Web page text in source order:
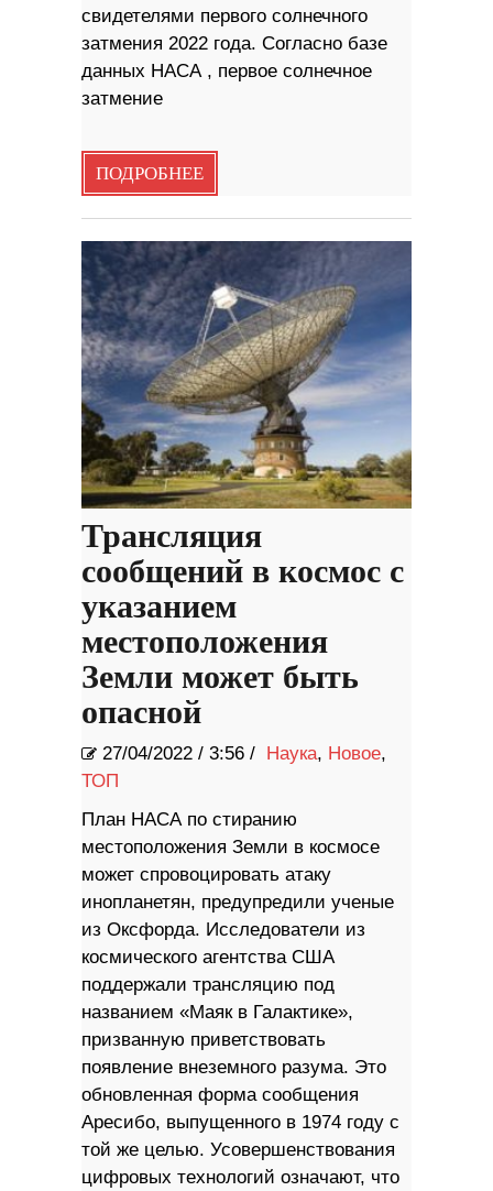
свидетелями первого солнечного
затмения 2022 года. Согласно базе
данных НАСА , первое солнечное
затмение
ПОДРОБНЕЕ
Трансляция
сообщений в космос с
указанием
местоположения
Земли может быть
опасной
27/04/2022 / 3:56 / Наука, Новое,
ТОП
План НАСА по стиранию
местоположения Земли в космосе
может спровоцировать атаку
инопланетян, предупредили ученые
из Оксфорда. Исследователи из
космического агентства США
поддержали трансляцию под
названием «Маяк в Галактике»,
призванную приветствовать
появление внеземного разума. Это
обновленная форма сообщения
Аресибо, выпущенного в 1974 году с
той же целью. Усовершенствования
цифровых технологий означают, что